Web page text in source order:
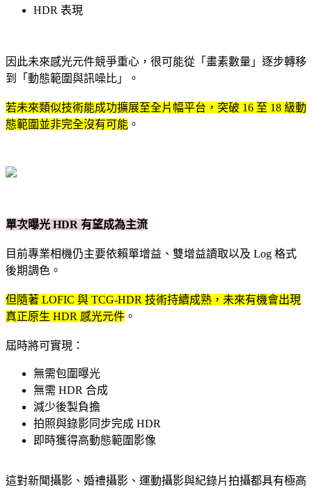
HDR 表現
因此未來感光元件競爭重心，很可能從「畫素數量」逐步轉移
到「動態範圍與訊噪比」。
若未來類似技術能成功擴展至全片幅平台，突破 16 至 18 級動
態範圍並非完全沒有可能 。
單次曝光 HDR 有望成為主流
目前專業相機仍主要依賴單增益、雙增益讀取以及 Log 格式
後期調色。
但隨著 LOFIC 與 TCG-HDR 技術持續成熟，未來有機會出現
真正原生 HDR 感光元件 。
屆時將可實現：
無需包圍曝光
無需 HDR 合成
減少後製負擔
拍照與錄影同步完成 HDR
即時獲得高動態範圍影像
這對新聞攝影、婚禮攝影、運動攝影與紀錄片拍攝都具有極高